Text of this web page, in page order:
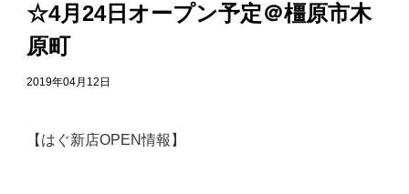
☆4月24日オープン予定＠橿原市木
原町
2019年04月12日
【はぐ新店OPEN情報】